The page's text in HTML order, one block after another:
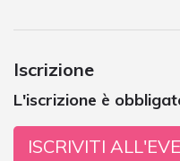
Iscrizione
L'iscrizione è
ISCRIVITI